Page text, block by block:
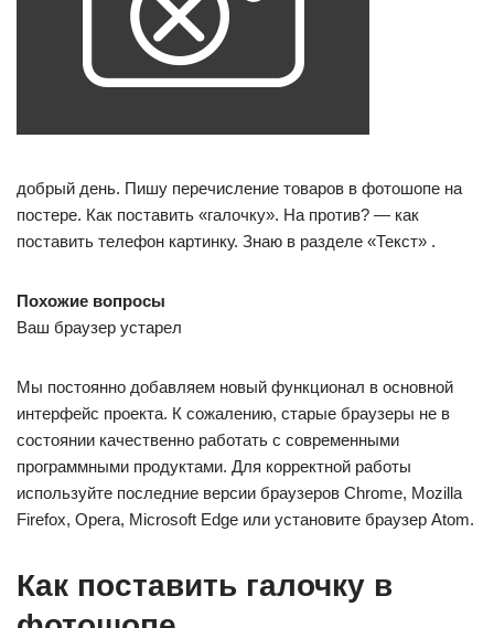
добрый день. Пишу перечисление товаров в фотошопе на
постере. Как поставить «галочку». На против? — как
поставить телефон картинку. Знаю в разделе «Текст» .
Похожие вопросы
Ваш браузер устарел
Мы постоянно добавляем новый функционал в основной
интерфейс проекта. К сожалению, старые браузеры не в
состоянии качественно работать с современными
программными продуктами. Для корректной работы
используйте последние версии браузеров Chrome, Mozilla
Firefox, Opera, Microsoft Edge или установите браузер Atom.
Как поставить галочку в